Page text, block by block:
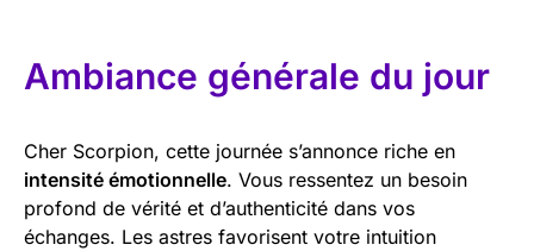
Ambiance générale du jour
Cher Scorpion, cette journée s’annonce riche en
intensité émotionnelle. Vous ressentez un besoin
profond de vérité et d’authenticité dans vos
échanges. Les astres favorisent votre intuition